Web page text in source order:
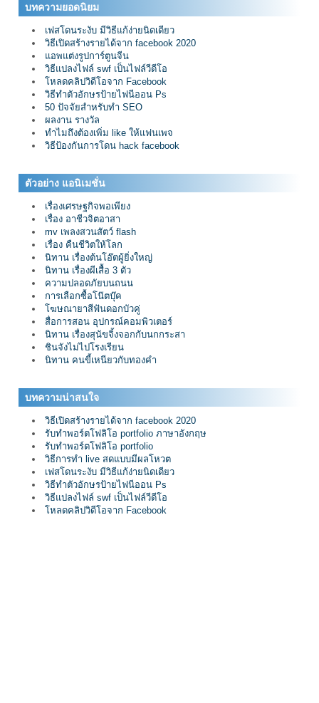
บทความยอดนิยม
เฟสโดนระงับ มีวิธีแก้ง่ายนิดเดียว
วิธีเปิดสร้างรายได้จาก facebook 2020
แอพแต่งรูปการ์ตูนจีน
วิธีแปลงไฟล์ swf เป็นไฟล์วีดีโอ
โหลดคลิปวิดีโอจาก Facebook
วิธีทำตัวอักษรป้ายไฟนีออน Ps
50 ปัจจัยสำหรับทำ SEO
ผลงาน รางวัล
ทำไมถึงต้องเพิ่ม like ให้แฟนเพจ
วิธีป้องกันการโดน hack facebook
ตัวอย่าง แอนิเมชั่น
เรื่องเศรษฐกิจพอเพียง
เรื่อง อาชีวจิตอาสา
mv เพลงสวนสัตว์ flash
เรื่อง คืนชีวิตให้โลก
นิทาน เรื่องต้นโอ๊ตผู้ยิ่งใหญ่
นิทาน เรื่องผีเสื้อ 3 ตัว
ความปลอดภัยบนถนน
การเลือกซื้อโน๊ตบุ๊ค
โฆษณายาสีฟันดอกบัวคู่
สื่อการสอน อุปกรณ์คอมพิวเตอร์
นิทาน เรื่องสุนัขจิ้งจอกกับนกกระสา
ชินจังไม่ไปโรงเรียน
นิทาน คนขี้เหนียวกับทองคำ
บทความน่าสนใจ
วิธีเปิดสร้างรายได้จาก facebook 2020
รับทำพอร์ตโฟลิโอ portfolio ภาษาอังกฤษ
รับทำพอร์ตโฟลิโอ portfolio
วิธีการทำ live สดแบบมีผลโหวต
เฟสโดนระงับ มีวิธีแก้ง่ายนิดเดียว
วิธีทำตัวอักษรป้ายไฟนีออน Ps
วิธีแปลงไฟล์ swf เป็นไฟล์วีดีโอ
โหลดคลิปวิดีโอจาก Facebook